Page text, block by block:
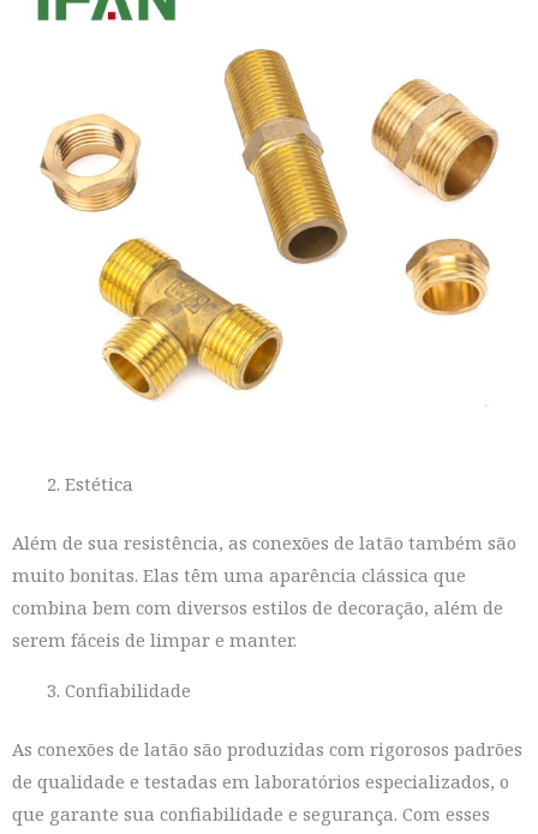
Estética
Além de sua resistência, as conexões de latão também são
muito bonitas. Elas têm uma aparência clássica que
combina bem com diversos estilos de decoração, além de
serem fáceis de limpar e manter.
Confiabilidade
As conexões de latão são produzidas com rigorosos padrões
de qualidade e testadas em laboratórios especializados, o
que garante sua confiabilidade e segurança. Com esses